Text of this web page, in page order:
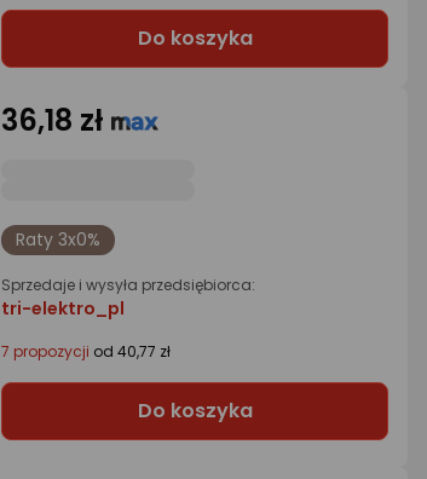
Do koszyka
36,18 zł
Raty 3x0%
Sprzedaje i wysyła przedsiębiorca:
tri-elektro_pl
7 propozycji od 40,77 zł
Do koszyka